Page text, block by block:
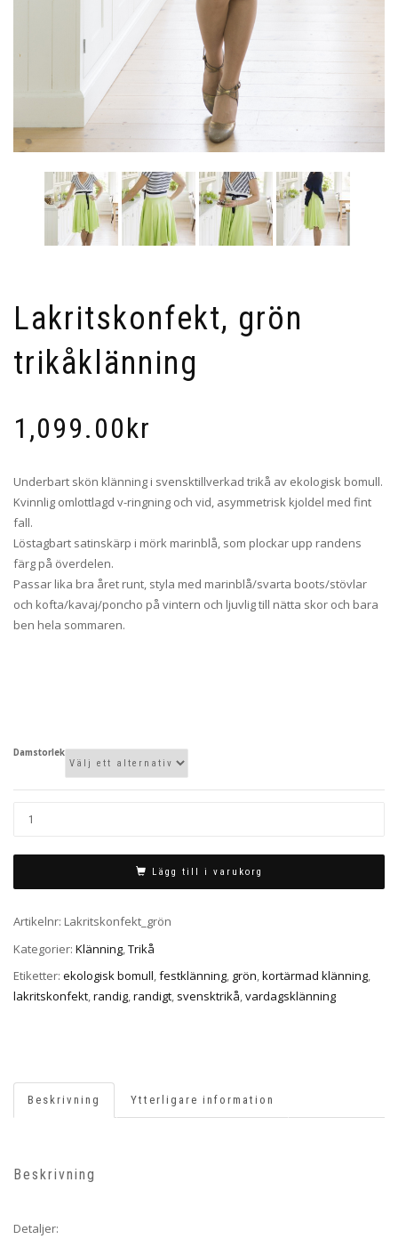
Lakritskonfekt, grön
trikåklänning
1,099.00kr
Underbart skön klänning i svensktillverkad trikå av ekologisk bomull.
Kvinnlig omlottlagd v-ringning och vid, asymmetrisk kjoldel med fint
fall.
Löstagbart satinskärp i mörk marinblå, som plockar upp randens
färg på överdelen.
Passar lika bra året runt, styla med marinblå/svarta boots/stövlar
och kofta/kavaj/poncho på vintern och ljuvlig till nätta skor och bara
ben hela sommaren.
Damstorlek
Lägg till i varukorg
Artikelnr: Lakritskonfekt_grön
Kategorier: Klänning Trikå
Etiketter: ekologisk bomull,festklänning, grön,kortärmad klänning,
lakritskonfekt,randig,randigt, svensktrikå,vardagsklänning
Beskrivning Ytterligare information
Beskrivning
Detaljer: